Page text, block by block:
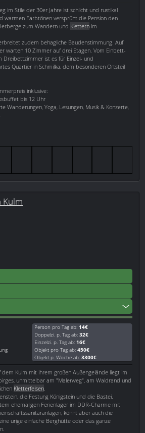
im Stile der 30er Jahre ist schlicht und rustikal
warmen Farbtönen versprüht die Pension den
zum Wandern und Klettern im
zudem behagliche Baudenstimmung. Auf
warten 10 Zimmer auf drei Etagen. Vom Einbett-
Dreibettzimmer ist es für Einzel- und
Quartier in Schmilka, dem besonderen Ortsteil
inklusive:
bis 12 Uhr
Wanderungen, Yoga, Lesungen, Musik & Konzerte,
Kulm
Person pro Tag ab: 14€
Doppelzi. p. Tag ab: 32€
Einzelzi. p. Tag ab: 16€
Objekt pro Tag ab: 450€
Objekt p. Woche ab: 3300€
Kulm mit ihrem großen Außengelände liegt im
unmittelbar am "Malerweg", am Waldrand und
Kletterfelsen
die Festung Königstein und die Bastei.
ehemaligen Ferienlager im DDR-Charme mit
könnt aber auch die
urige einfache Berghütte oder das ganze